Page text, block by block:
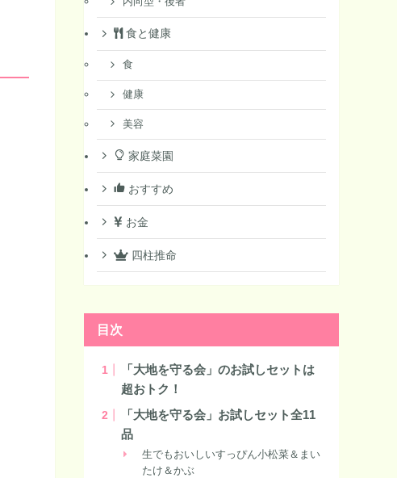
食と健康
食
健康
美容
家庭菜園
おすすめ
お金
四柱推命
目次
「大地を守る会」のお試しセットは
超おトク！
「大地を守る会」お試しセット全11
品
生でもおいしいすっぴん小松菜＆まい
たけ＆かぶ